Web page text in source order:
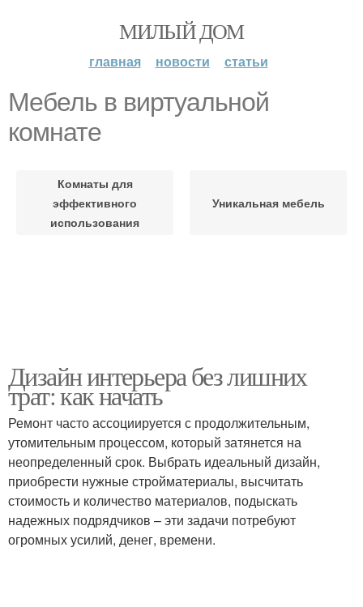
МИЛЫЙ ДОМ
главная новости статьи
Мебель в виртуальной
комнате
Комнаты для
эффективного
использования
Уникальная мебель
Дизайн интерьера без лишних
трат: как начать
Ремонт часто ассоциируется с продолжительным,
утомительным процессом, который затянется на
неопределенный срок. Выбрать идеальный дизайн,
приобрести нужные стройматериалы, высчитать
стоимость и количество материалов, подыскать
надежных подрядчиков – эти задачи потребуют
огромных усилий, денег, времени.